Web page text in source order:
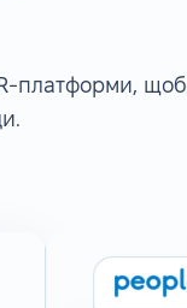
платформи, щоб